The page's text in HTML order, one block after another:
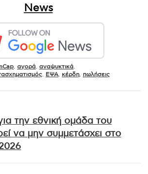
News
αγορά αναψυκτικά
ΕΨΑ κέρδη πωλήσεις
την εθνική ομάδα του
να μην συμμετάσχει στο